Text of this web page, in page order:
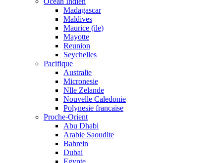
Madagascar
Maldives
Maurice (ile)
Mayotte
Reunion
Seychelles
Pacifique
Australie
Micronesie
Nlle Zelande
Nouvelle Caledonie
Polynesie francaise
Proche-Orient
Abu Dhabi
Arabie Saoudite
Bahrein
Dubai
Egypte